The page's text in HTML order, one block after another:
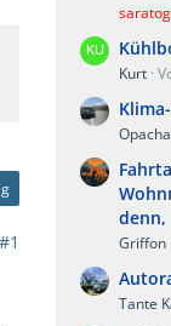
#1
Kurt
denn,
Griffon
Tante